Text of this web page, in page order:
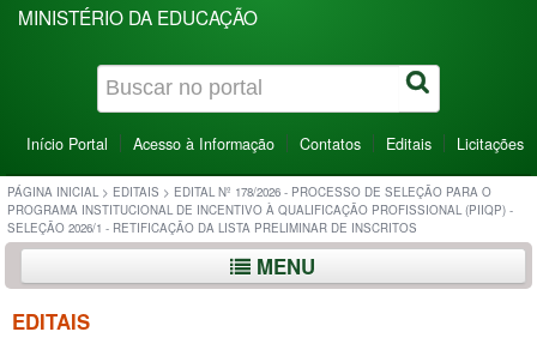
MINISTÉRIO DA EDUCAÇÃO
Início Portal Acesso à Informação Contatos Editais Licitações
PÁGINA INICIAL > EDITAIS > EDITAL Nº 178/2026 - PROCESSO DE SELEÇÃO PARA O
PROGRAMA INSTITUCIONAL DE INCENTIVO À QUALIFICAÇÃO PROFISSIONAL (PIIQP) -
SELEÇÃO 2026/1 - RETIFICAÇÃO DA LISTA PRELIMINAR DE INSCRITOS
MENU
EDITAIS